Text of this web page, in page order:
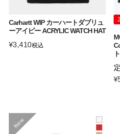
Carhartt WIP カーハートダブリュ
ーアイピー ACRYLIC WATCH HAT
¥3,410税込
ト
¥